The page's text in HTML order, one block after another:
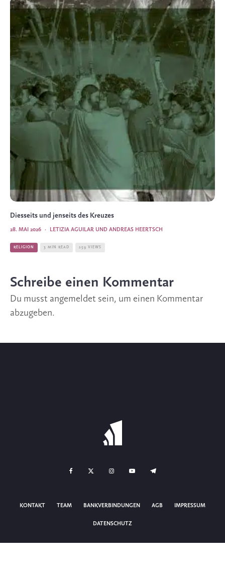
Diesseits und jenseits des Kreuzes
LETIZIA AGUILAR UND ANDREAS HEERTSCH
·
28. MAI 2026
RELIGION 3 MIN READ 259 VIEWS
Schreibe einen Kommentar
Du musst angemeldet sein, um einen Kommentar
abzugeben.
KONTAKT TEAM BANKVERBINDUNGEN AGB IMPRESSUM
DATENSCHUTZ